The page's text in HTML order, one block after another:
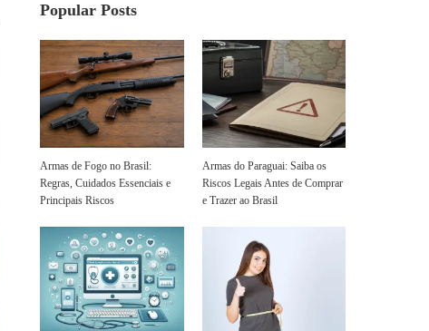
Popular Posts
Armas de Fogo no Brasil:
Regras, Cuidados Essenciais e
Principais Riscos
Armas do Paraguai: Saiba os
Riscos Legais Antes de Comprar
e Trazer ao Brasil